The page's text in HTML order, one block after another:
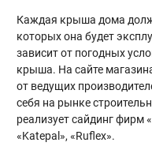
Каждая крыша дома
которых она будет
зависит от погодных
крыша. На сайте
от ведущих
себя на рынке
реализует сайдинг фирм
«Katepal», «Ruflex».